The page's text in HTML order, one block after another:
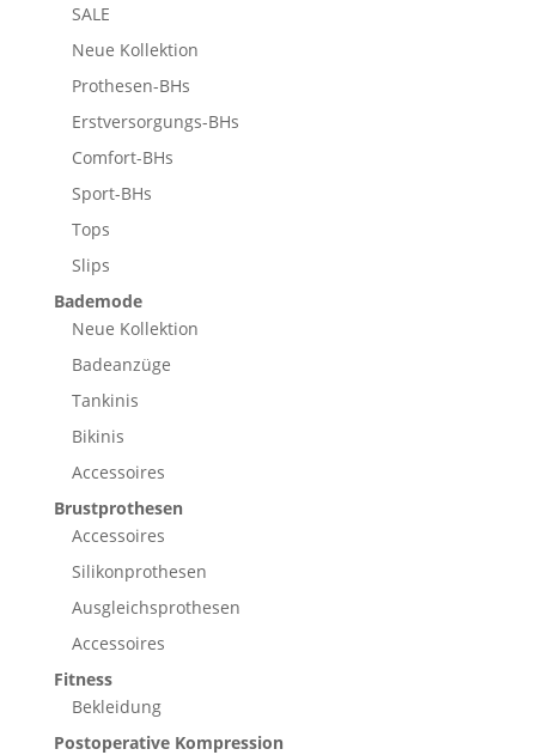
SALE
Neue Kollektion
Prothesen-BHs
Erstversorgungs-BHs
Comfort-BHs
Sport-BHs
Tops
Slips
Bademode
Neue Kollektion
Badeanzüge
Tankinis
Bikinis
Accessoires
Brustprothesen
Accessoires
Silikonprothesen
Ausgleichsprothesen
Accessoires
Fitness
Bekleidung
Postoperative Kompression